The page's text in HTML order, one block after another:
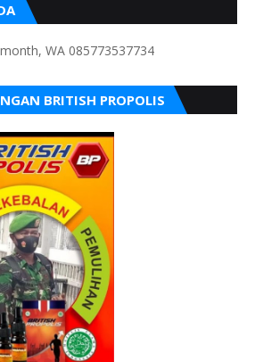
WA 085773537734
BRITISH PROPOLIS